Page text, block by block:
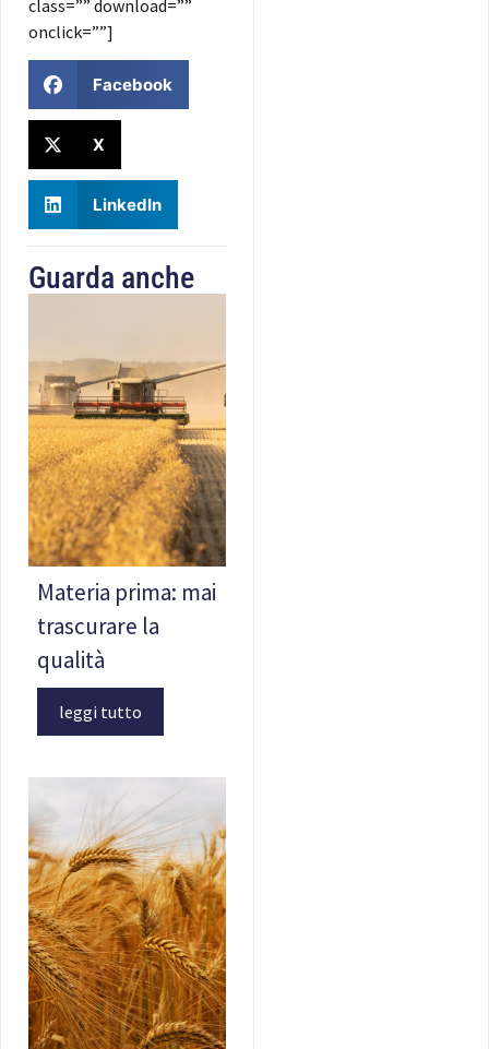
class=”” download=””
onclick=””]
Facebook
X
LinkedIn
Guarda anche
Materia prima: mai
trascurare la
qualità
leggi tutto